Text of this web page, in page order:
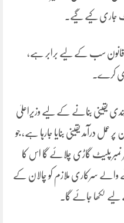
جاری کیے گیے۔
قانون سب کے لیے برابر ہے،
کرے۔
یقینی بنانے کے لیے وزیراعلیٰ
درآمد یقینی بنایا جارہا ہے، جو
نمبر پلیٹ گاڑی چلائے گا اس کا
والے سرکاری ملازم کو چالان کے
لیے لکھا جائے گا۔